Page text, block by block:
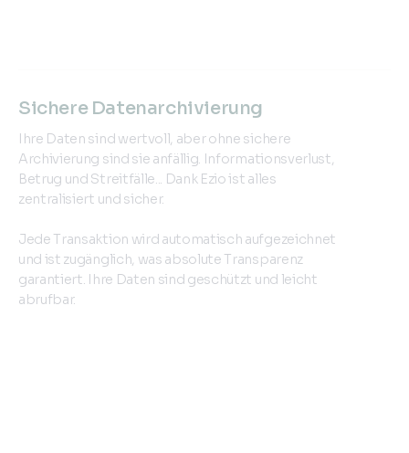
Sichere Datenarchivierung
Ihre Daten sind wertvoll, aber ohne sichere
Archivierung sind sie anfällig. Informationsverlust,
Betrug und Streitfälle... Dank Ezio ist alles
zentralisiert und sicher.
Jede Transaktion wird automatisch aufgezeichnet
und ist zugänglich, was absolute Transparenz
garantiert. Ihre Daten sind geschützt und leicht
abrufbar.